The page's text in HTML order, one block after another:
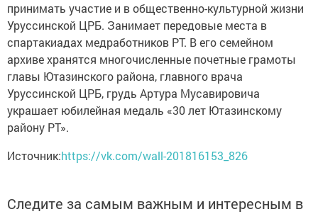
принимать участие и в общественно-культурной жизни
Уруссинской ЦРБ. Занимает передовые места в
спартакиадах медработников РТ. В его семейном
архиве хранятся многочисленные почетные грамоты
главы Ютазинского района, главного врача
Уруссинской ЦРБ, грудь Артура Мусавировича
украшает юбилейная медаль «30 лет Ютазинскому
району РТ».
Источник:https://vk.com/wall-201816153_826
Следите за самым важным и интересным в